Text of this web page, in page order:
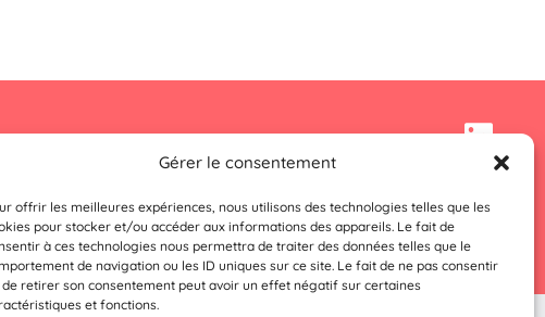
Gérer le consentement
offrir les meilleures expériences, nous utilisons des technologies telles que les
pour stocker et/ou accéder aux informations des appareils. Le fait de
à ces technologies nous permettra de traiter des données telles que le
de navigation ou les ID uniques sur ce site. Le fait de ne pas consentir
de retirer son consentement peut avoir un effet négatif sur certaines
et fonctions.
Conditions générales d’utilisation